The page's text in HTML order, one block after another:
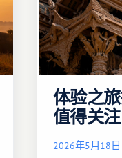
体验之
值得关
2026年5月18日